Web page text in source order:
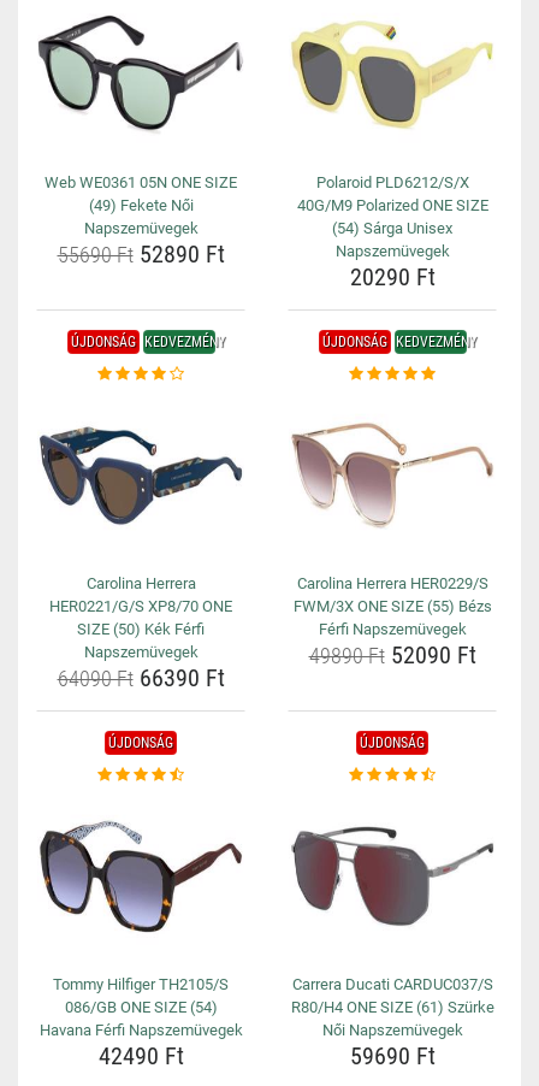
Web WE0361 05N ONE SIZE
(49) Fekete Női
Napszemüvegek
55690 Ft52890 Ft
Polaroid PLD6212/S/X
40G/M9 Polarized ONE SIZE
(54) Sárga Unisex
Napszemüvegek
20290 Ft
ÚJDONSÁG KEDVEZMÉNY
Carolina Herrera
HER0221/G/S XP8/70 ONE
SIZE (50) Kék Férfi
Napszemüvegek
64090 Ft66390 Ft
ÚJDONSÁG KEDVEZMÉNY
Carolina Herrera HER0229/S
FWM/3X ONE SIZE (55) Bézs
Férfi Napszemüvegek
49890 Ft52090 Ft
ÚJDONSÁG
Tommy Hilfiger TH2105/S
086/GB ONE SIZE (54)
Havana Férfi Napszemüvegek
42490 Ft
ÚJDONSÁG
Carrera Ducati CARDUC037/S
R80/H4 ONE SIZE (61) Szürke
Női Napszemüvegek
59690 Ft